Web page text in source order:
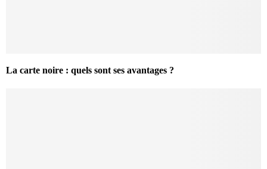
La carte noire : quels sont ses avantages ?